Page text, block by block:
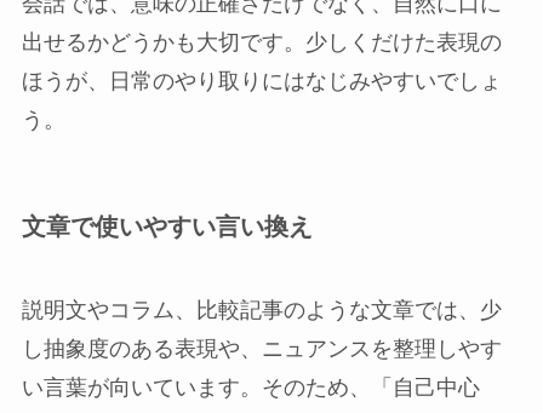
出せるかどうかも大切です。少しくだけた表現の
ほうが、日常のやり取りにはなじみやすいでしょ
う。
文章で使いやすい言い換え
説明文やコラム、比較記事のような文章では、少
し抽象度のある表現や、ニュアンスを整理しやす
い言葉が向いています。そのため、「自己中心